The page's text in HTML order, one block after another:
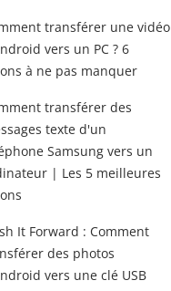
transférer une vidéo
vers un PC ? 6
à ne pas manquer
transférer des
texte d'un
Samsung vers un
| Les 5 meilleures
It Forward : Comment
des photos
vers une clé USB